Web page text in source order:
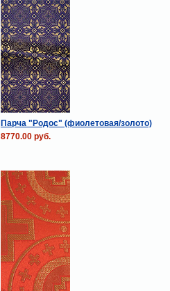
Парча "Родос" (фиолетовая/золото)
8770.00 руб.